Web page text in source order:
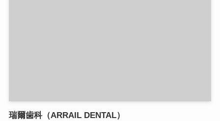
瑞爾歯科（ARRAIL DENTAL）